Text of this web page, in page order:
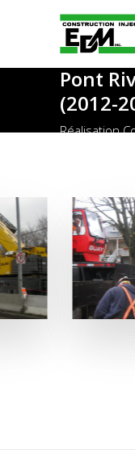
Pont
(2012-
Réalisation